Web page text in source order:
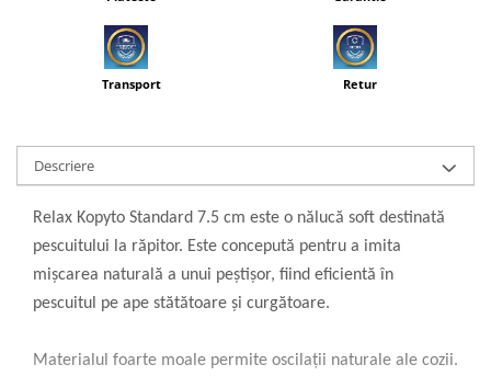
Transport Retur
Descriere
Relax Kopyto Standard 7.5 cm este o nălucă soft destinată
pescuitului la răpitor. Este concepută pentru a imita
mișcarea naturală a unui peștișor, fiind eficientă în
pescuitul pe ape stătătoare și curgătoare.
Materialul foarte moale permite oscilații naturale ale cozii.